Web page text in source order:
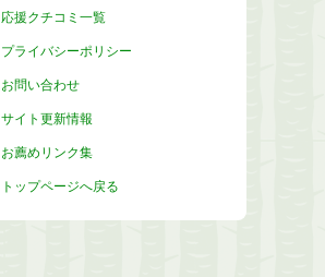
応援クチコミ一覧
プライバシーポリシー
お問い合わせ
サイト更新情報
お薦めリンク集
トップページへ戻る